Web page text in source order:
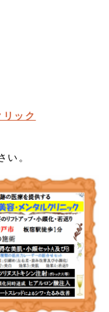
ック
い。